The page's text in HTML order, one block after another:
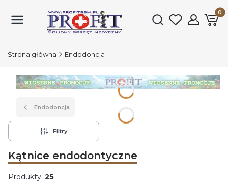
Otwórz
Strona główna Endodoncja
Naciśnij Enter lub spację, aby otworzyć stronę.
Endodoncja
Filtry
Kątnice endodontyczne
Produkty: 25